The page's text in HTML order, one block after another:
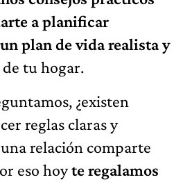
a planificar
plan de vida realista y
tu hogar.
¿existen
reglas claras y
relación comparte
eso hoyte regalamos